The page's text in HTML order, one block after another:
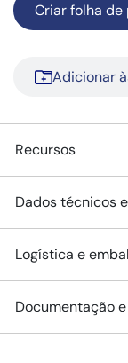
Criar folha
Adicionar
Recursos
Dados técnicos
Logística e
Documentação